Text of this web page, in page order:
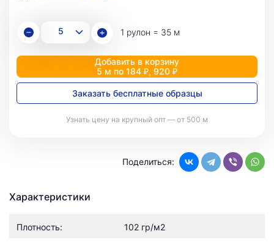
1 рулон = 35 м
Добавить в корзину
5 м по 184 ₽, 920 ₽
Заказать бесплатные образцы
Узнать цену на крупный опт — от 500 м
Поделиться:
Характеристики
Плотность: 102 гр/м2